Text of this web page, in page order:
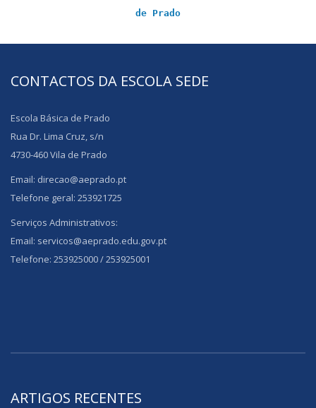
de Prado
CONTACTOS DA ESCOLA SEDE
Escola Básica de Prado
Rua Dr. Lima Cruz, s/n
4730-460 Vila de Prado
Email: direcao@aeprado.pt
Telefone geral: 253921725
Serviços Administrativos:
Email: servicos@aeprado.edu.gov.pt
Telefone: 253925000 / 253925001
ARTIGOS RECENTES